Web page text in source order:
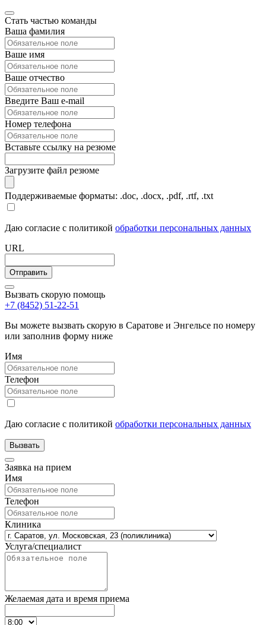
Стать частью команды
Ваша фамилия
Ваше имя
Ваше отчество
Введите Ваш e-mail
Номер телефона
Вставьте ссылку на резюме
Загрузите файл резюме
Поддерживаемые форматы: .doc, .docx, .pdf, .rtf, .txt
Даю согласие с политикой обработки персональных данных
URL
Вызвать скорую помощь
+7 (8452) 51-22-51
Вы можете вызвать скорую в Саратове и Энгельсе по номеру
или заполнив форму ниже
Имя
Телефон
Даю согласие с политикой обработки персональных данных
Заявка на прием
Имя
Телефон
Клиника
Услуга/специалист
Желаемая дата и время приема